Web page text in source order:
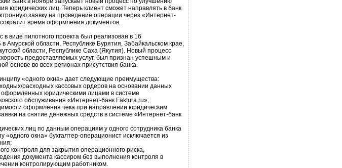
юридических лиц. Теперь клиент сможет направлять в банк
заявку на проведение операции через «Интернет-
время оформления документов.
в виде пилотного проекта был реализован в 16
Амурской области, Республике Бурятия, Забайкальском крае,
области, Республике Саха (Якутия). Новый процесс
предоставляемых услуг, был признан успешным и
основе во всех регионах присутствия банка.
«одного окна» дает следующие преимущества:
расходных кассовых ордеров на основании данных
оформленных юридическими лицами в системе
обслуживания «Интернет-банк Faktura.ru»;
оформления чека при направлении юридическим
на снятие денежных средств в системе «Интернет-банк
лиц по данным операциям у одного сотрудника банка
«одного окна» бухгалтер-операционист исключается из
контроля для закрытия операционного риска,
документа кассиром без выполнения контроля в
контролирующим работником.